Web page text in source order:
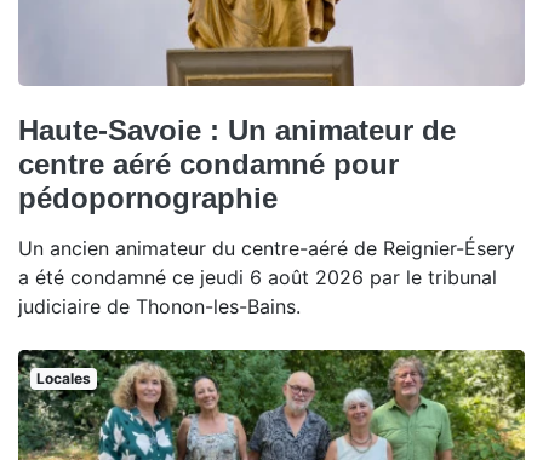
Haute-Savoie : Un animateur de
centre aéré condamné pour
pédopornographie
Un ancien animateur du centre-aéré de Reignier-Ésery
a été condamné ce jeudi 6 août 2026 par le tribunal
judiciaire de Thonon-les-Bains.
Locales